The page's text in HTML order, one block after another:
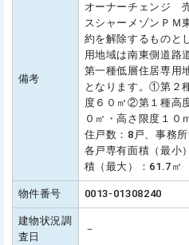
備考
オーナーチェンジ
スシャーメゾンＰＭ
約を解除するもの
用地域は南東側道路
第一種低層住居専用
となります。①第２
度６０㎡②第１種高
０㎡・高さ限度１０
住戸数：8戸、事務
各戸専有面積（最小
積（最大）：61.7㎡
物件番号 0013-01308240
建物状況調
査日
－